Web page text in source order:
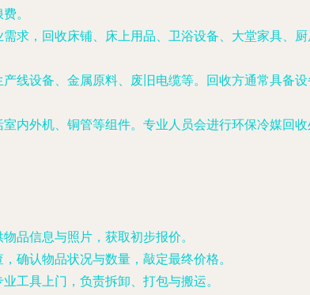
。
需求，回收床铺、床上用品、卫浴设备、大堂家具、
产线设备、金属原料、废旧电缆等。回收方通常具备
室内外机、铜管等组件。专业人员会进行环保冷媒回
品信息与照片，获取初步报价。
确认物品状况与数量，敲定最终价格。
工具上门，负责拆卸、打包与搬运。